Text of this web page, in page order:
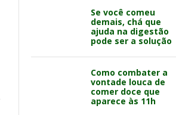
Se você comeu
demais, chá que
ajuda na digestão
pode ser a solução
Como combater a
vontade louca de
comer doce que
aparece às 11h